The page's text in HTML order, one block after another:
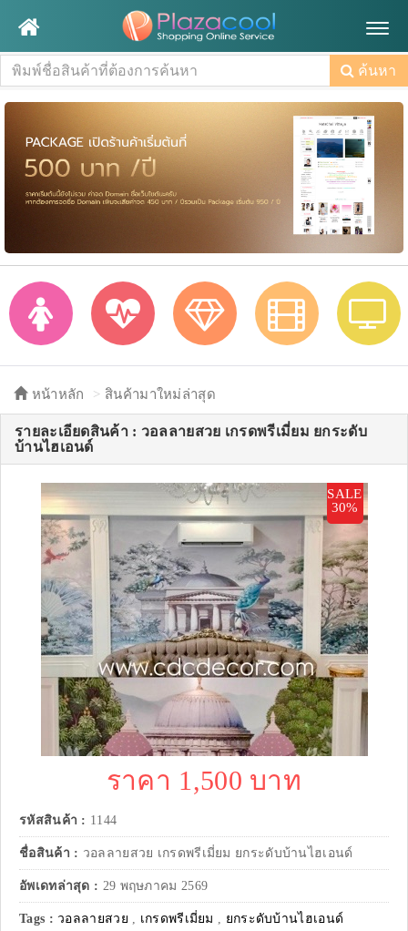
ค้นหา
หน้าหลัก สินค้ามาใหม่ล่าสุด
รายละเอียดสินค้า : วอลลายสวย เกรดพรีเมี่ยม ยกระดับ
บ้านไฮเอนด์
SALE
30%
ราคา 1,500 บาท
รหัสสินค้า : 1144
ชื่อสินค้า : วอลลายสวย เกรดพรีเมี่ยม ยกระดับบ้านไฮเอนด์
อัพเดทล่าสุด : 29 พฤษภาคม 2569
Tags :วอลลายสวย , เกรดพรีเมี่ยม , ยกระดับบ้านไฮเอนด์